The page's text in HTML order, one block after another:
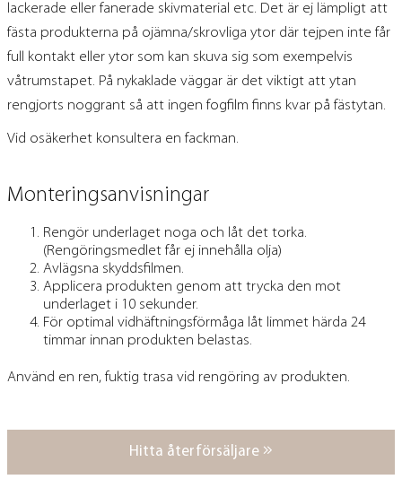
lackerade eller fanerade skivmaterial etc. Det är ej lämpligt att
fästa produkterna på ojämna/skrovliga ytor där tejpen inte får
full kontakt eller ytor som kan skuva sig som exempelvis
våtrumstapet. På nykaklade väggar är det viktigt att ytan
rengjorts noggrant så att ingen fogfilm finns kvar på fästytan.
Vid osäkerhet konsultera en fackman.
Monteringsanvisningar
Rengör underlaget noga och låt det torka.
(Rengöringsmedlet får ej innehålla olja)
Avlägsna skyddsfilmen.
Applicera produkten genom att trycka den mot
underlaget i 10 sekunder.
För optimal vidhäftningsförmåga låt limmet härda 24
timmar innan produkten belastas.
Använd en ren, fuktig trasa vid rengöring av produkten.
Hitta återförsäljare